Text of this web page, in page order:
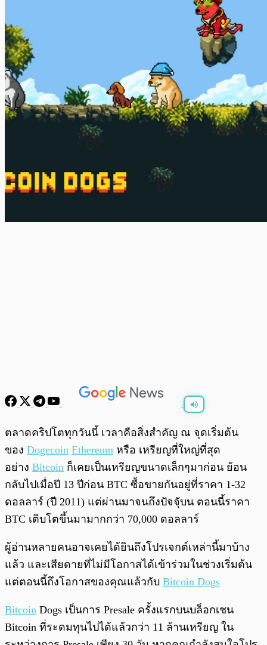
พร้อมเล่น 0:00/ 0:00
ตลาดคริปโตทุกวันนี้ เวลาคือสิ่งสำคัญ ณ จุดเริ่มต้น
ของ Dogecoin Ethereum หรือ เหรียญที่ใหญ่ที่สุด
อย่าง Bitcoin ก็เคยเป็นเหรียญขนาดเล็กๆมาก่อน ย้อน
กลับไปเมื่อปี 13 ปีก่อน BTC ซื้อขายกันอยู่ที่ราคา 1-32
ดอลลาร์ (ปี 2011) แต่ผ่านมาจนถึงปัจจุับน ตอนนี้ราคา
BTC เติบโตขึ้นมามากกว่า 70,000 ดอลลาร์
ผู้อ่านหลายคนอาจเคยได้ยินถึงโปรเจกต์เหล่านี้มาบ้าง
แล้ว และเสียดายที่ไม่มีโอกาสได้เข้าร่วมในช่วงเริ่มต้น
แต่ตอนนี้ถึงโอกาสของคุณแล้วกับ Bitcoin Dogs
Bitcoin Dogs เป็นการ Presale ครั้งแรกบนบล็อกเชน
Bitcoin ที่ระดมทุนไปได้แล้วกว่า 11 ล้านเหรียญ ใน